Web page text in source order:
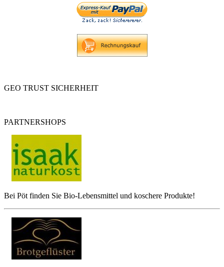
GEO TRUST SICHERHEIT
PARTNERSHOPS
Bei Pöt finden Sie Bio-Lebensmittel und koschere Produkte!